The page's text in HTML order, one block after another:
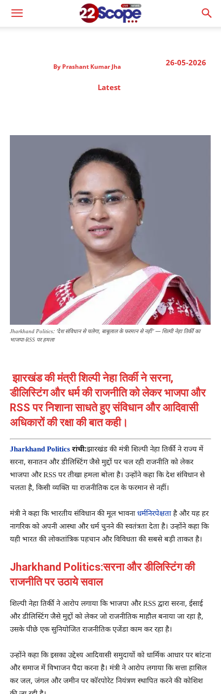
26-05-2026
By Prashant Kumar Jha
Latest
Jharkhand Politics: ‘देश संविधान से चलेगा, बाबूलाल के फरमान से नहीं’ — शिल्पी नेहा तिर्की का
भाजपा-RSS पर हमला
झारखंड की मंत्री शिल्पी नेहा तिर्की ने सरना,
डीलिस्टिंग और धर्म की राजनीति को लेकर भाजपा और
RSS पर निशाना साधते हुए संविधान और आदिवासी
अधिकारों की रक्षा की बात कही।
Jharkhand Politics रांची:झारखंड की मंत्री शिल्पी नेहा तिर्की ने राज्य में
सरना, सनातन और डीलिस्टिंग जैसे मुद्दों पर चल रही राजनीति को लेकर
भाजपा और RSS पर तीखा हमला बोला है। उन्होंने कहा कि देश संविधान से
चलता है, किसी व्यक्ति या राजनीतिक दल के फरमान से नहीं।
मंत्री ने कहा कि भारतीय संविधान की मूल भावना धर्मनिरपेक्षताहै और यह हर
नागरिक को अपनी आस्था और धर्म चुनने की स्वतंत्रता देता है। उन्होंने कहा कि
यही भारत की लोकतांत्रिक पहचान और विविधता की सबसे बड़ी ताकत है।
Jharkhand Politics:सरना और डीलिस्टिंग की
राजनीति पर उठाये सवाल
शिल्पी नेहा तिर्की ने आरोप लगाया कि भाजपा और RSS द्वारा सरना, ईसाई
और डीलिस्टिंग जैसे मुद्दों को लेकर जो राजनीतिक माहौल बनाया जा रहा है,
उसके पीछे एक सुनियोजित राजनीतिक एजेंडा काम कर रहा है।
उन्होंने कहा कि इसका उद्देश्य आदिवासी समुदायों को धार्मिक आधार पर बांटना
और समाज में विभाजन पैदा करना है। मंत्री ने आरोप लगाया कि सत्ता हासिल
कर जल, जंगल और जमीन पर कॉरपोरेट नियंत्रण स्थापित करने की कोशिश